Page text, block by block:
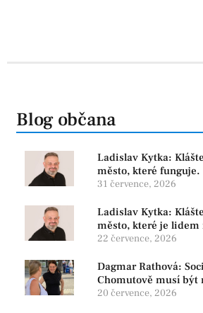
Blog občana
Ladislav Kytka:
město, které funguje.
program, který řeší
31 července, 2026
Ladislav Kytka:
město, které je lidem
22 července, 2026
Dagmar Rathová:
Chomutově musí být
srozumitelná a
20 července, 2026